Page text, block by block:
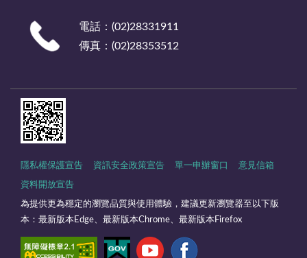
電話：(02)28331911
傳真：(02)28353512
隱私權保護宣告 資訊安全政策宣告 單一申辦窗口 意見信箱
資料開放宣告
為提供更為穩定的瀏覽品質與使用體驗，建議更新瀏覽器至以下版
本：最新版本Edge、最新版本Chrome、最新版本Firefox